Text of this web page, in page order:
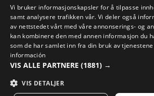
Juridisk meddelelse Cookies Vilkår og
Nettstedskart
Vi bruker informasjonskapsler for å tilpasse
samt analysere trafikken vår. Vi deler også
av nettstedet vårt med våre annonserings- og
kan kombinere den med annen informasjon du
som de har samlet inn fra din bruk av
información
VIS ALLE PARTNERE (1881) →
VIS DETALJER